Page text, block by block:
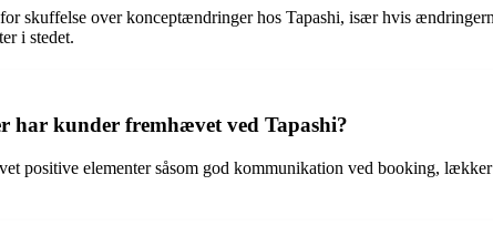
skuffelse over konceptændringer hos Tapashi, især hvis
i stedet.
har kunder fremhævet ved Tapashi?
positive elementer såsom god kommunikation ved booking,